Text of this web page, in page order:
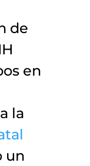
de
en
la
un